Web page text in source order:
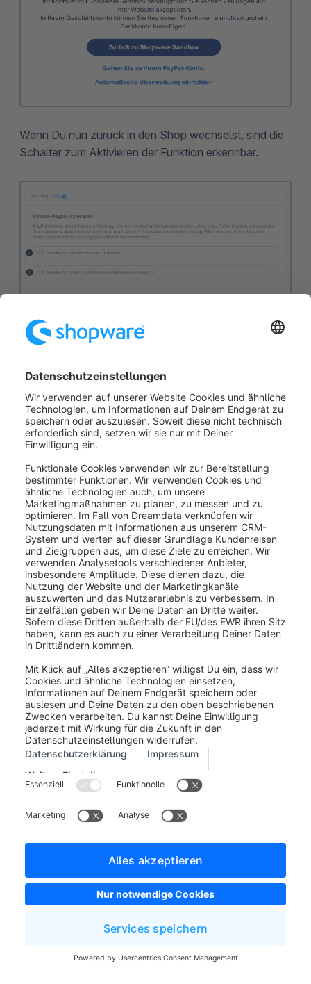
Wenn Du nun zurück in den Shop wechselst, sind die
Schalter zum Aktivieren der Funktion erkennbar.
Mit dem SchalterVaulting für PayPal-Zahlungen
aktivieren (1) schaltest Du die Funktion generell ein.
Über den SchalterVaulting für Kredit- und
Debitkarten-Zahlungen verwenden (2)kannst zu
zusätzlich freischalten, ob Deine Kunden über PayPal
ihre Kredit- oder Debitkarte belasten können.
Dies setzt jedoch voraus, dass Du Zahlungen über
Kredit- oder Debitkarten aktiviert hast.
Kredit- oder Debitkarte
Das PayPal Checkout Plugin ermöglicht zwei
verschiedene Formen von Kredit- und Debit-Karten-
Zahlungen. Sofern die Freischaltung beim Onboarding
für erweiterte Kredit- und Debit-Karten-Zahlungen
erfolgreich ist (dies geschieht in Abhängigkeit des
Landes sowie des Händler-Accounts), steht die
Zahlungsart "unbranded" -- d.h. ohne Verweis auf
PayPal als Zahlungsanbieter -- zur Verfügung. Kann
keine Freigabe erteilt werden, wird die Zahlungsart als
"branded" bereitgestellt, d.h. das Formular zur
Eingabe der Karteninformationen beinhaltet einen
PayPal prüft anhand der Kredit- oder Debitkarte, ob
eine starke Kundenauthentifizierung per 3D-Secure
erforderlich ist. Wenn die OptionZahlungen aus
Nicht-3DS-Ländern blockierenaktiviert wird, kann
werden, wenn ein 3DS Check nicht möglich ist.
bei Kreditkartenzahlungen erhöht.